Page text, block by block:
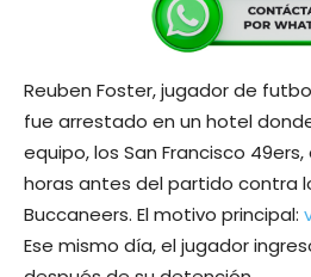
Reuben Foster, jugador de
fue arrestado en un hotel
equipo, los San Francisco
horas antes del partido contra
Buccaneers. El motivo principal:
Ese mismo día, el jugador